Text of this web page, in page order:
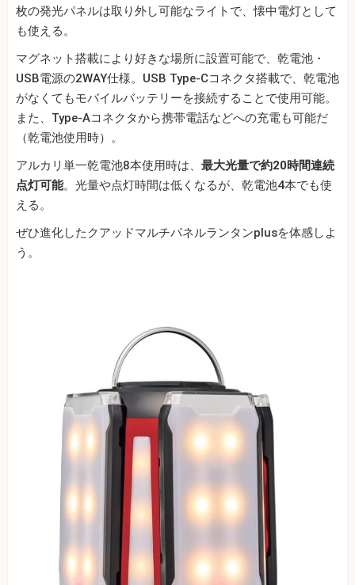
枚の発光パネルは取り外し可能なライトで、懐中電灯として
も使える。
マグネット搭載により好きな場所に設置可能で、乾電池・
USB電源の2WAY仕様。USB Type-Cコネクタ搭載で、乾電池
がなくてもモバイルバッテリーを接続することで使用可能。
また、Type-Aコネクタから携帯電話などへの充電も可能だ
（乾電池使用時）。
アルカリ単一乾電池8本使用時は、 最大光量で約20時間連続
点灯可能。光量や点灯時間は低くなるが、乾電池4本でも使
える。
ぜひ進化したクアッドマルチパネルランタンplusを体感しよ
う。